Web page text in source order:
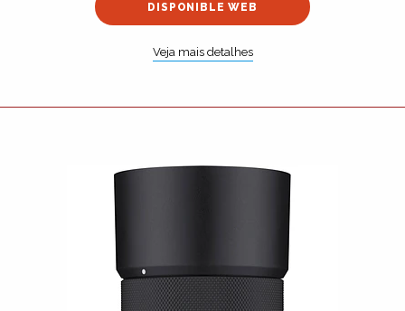
DISPONIBLE WEB
Veja mais detalhes